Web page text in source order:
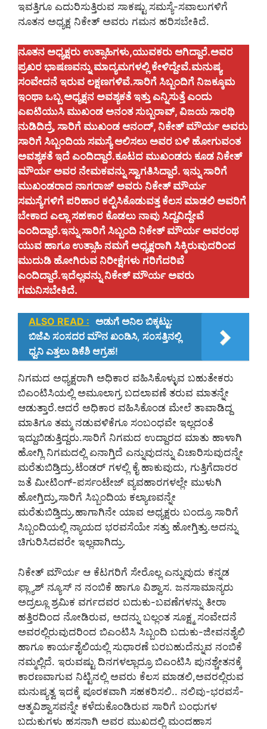
ಇವತ್ತಿಗೂ ಎದುರಿಸುತ್ತಿರುವ ಸಾಕಷ್ಟು ಸಮಸ್ಯೆ-ಸವಾಲುಗಳಿಗೆ
ನೂತನ ಅಧ್ಯಕ್ಷ ನಿಕೇತ್ ಅವರು ಗಮನ ಹರಿಸಬೇಕಿದೆ.
ನೂತನ ಅಧ್ಯಕ್ಷರು ಉತ್ಸಾಹಿಗಳು,ಯುವಕರು ಆಗಿದ್ದಾರೆ.ಅವರ
ಪ್ರಖರ ಭಾಷಣವನ್ನು ಮಾದ್ಯಮಗಳಲ್ಲಿ ಕೇಳಿದ್ದೇವೆ.ಮನುಷ್ಯ
ಸಂವೇದನೆ ಇರುವ ಲಕ್ಷಣಗಳಿವೆ.ಸಾರಿಗೆ ಸಿಬ್ಬಂದಿಗೆ ನಿಜಕ್ಕೂಮ
ಇಂಥಾ ಒಬ್ಬ ಅಧ್ಯಕ್ಷನ ಅವಶ್ಯಕತೆ ಇತ್ತು ಎನ್ನಿಸುತ್ತೆ ಎಂದು
ಎಐಟಿಯುಸಿ ಮುಖಂಡ ಅನಂತ ಸುಬ್ಬರಾವ್, ವಿಜಯ ಸಾರಥಿ
ನುಡಿದಿದ್ರೆ, ಸಾರಿಗೆ ಮುಖಂಡ ಆನಂದ್, ನಿಕೇತ್ ಮೌರ್ಯ ಅವರು
ಸಾರಿಗೆ ಸಿಬ್ಬಂದಿಯ ಸಮಸ್ಯೆ ಆಲಿಸಲು ಅವರ ಬಳಿ ಹೋಗುವಂತ
ಅವಶ್ಯಕತೆ ಇದೆ ಎಂದಿದ್ದಾರೆ.ಕೂಟದ ಮುಖಂಡರು ಕೂಡ ನಿಕೇತ್
ಮೌರ್ಯ ಅವರ ನೇಮಕವನ್ನು ಸ್ವಾಗತಿಸಿದ್ದಾರೆ. ಇನ್ನು ಸಾರಿಗೆ
ಮುಖಂಡರಾದ ನಾಗರಾಜ್ ಅವರು ನಿಕೇತ್ ಮೌರ್ಯ
ಸಮಸ್ಯೆಗಳಿಗೆ ಪರಿಹಾರ ಕಲ್ಪಿಸಿಕೊಡುವತ್ತ ಕೆಲಸ ಮಾಡಲಿ ಅವರಿಗೆ
ಬೇಕಾದ ಎಲ್ಲಾ ಸಹಕಾರ ಕೊಡಲು ನಾವು ಸಿದ್ದವಿದ್ದೇವೆ
ಎಂದಿದ್ದಾರೆ.ಇನ್ನು ಸಾರಿಗೆ ಸಿಬ್ಬಂದಿ ನಿಕೇತ್ ಮೌರ್ಯ ಅವರಂಥ
ಯುವ ಹಾಗೂ ಉತ್ಸಾಹಿ ನಮಗೆ ಅಧ್ಯಕ್ಷರಾಗಿ ಸಿಕ್ಕಿರುವುದರಿಂದ
ಮುದುಡಿ ಹೋಗಿರುವ ನಿರೀಕ್ಷೆಗಳು ಗರಿಗೆದರಿವೆ
ಎಂದಿದ್ದಾರೆ.ಇದೆಲ್ಲವನ್ನು ನಿಕೇತ್ ಮೌರ್ಯ ಅವರು
ಗಮನಿಸಬೇಕಿದೆ.
ALSO READ : ಅಡುಗೆ ಅನಿಲ ಬಿಕ್ಕಟ್ಟು:
ಬಿಜೆಪಿ ಸಂಸದರ ಮೌನ ಖಂಡಿಸಿ, ಸಂಸತ್ತಿನಲ್ಲಿ
ಧ್ವನಿ ಎತ್ತಲು ಡಿಕೆಶಿ ಆಗ್ರಹ!
ನಿಗಮದ ಅಧ್ಯಕ್ಷರಾಗಿ ಅಧಿಕಾರ ವಹಿಸಿಕೊಳ್ಳುವ ಬಹುತೇಕರು
ಬಿಎಂಟಿಸಿಯಲ್ಲಿ ಅಮೂಲಾಗ್ರ ಬದಲಾವಣೆ ತರುವ ಮಾತನ್ನೇ
ಆಡುತ್ತಾರೆ.ಆದರೆ ಅಧಿಕಾರ ವಹಿಸಿಕೊಂಡ ಮೇಲೆ ತಾವಾಡಿದ್ದ
ಮಾತಿಗೂ ತಮ್ಮ ನಡುವಳಿಕೆಗೂ ಸಂಬಂಧವೇ ಇಲ್ಲದಂತೆ
ಇದ್ದುಬಿಡುತ್ತಿದ್ದರು.ಸಾರಿಗೆ ನಿಗಮದ ಉದ್ದಾರದ ಮಾತು ಹಾಳಾಗಿ
ಹೋಗ್ಲಿ ನಿಗಮದಲ್ಲಿ ಏನಾಗ್ತಿದೆ ಎನ್ನುವುದನ್ನು ವಿಚಾರಿಸುವುದನ್ನೇ
ಮರೆತುಬಿಡ್ತಿದ್ರು.ಟೆಂಡರ್ ಗಳಲ್ಲಿ ಕೈ ಹಾಕುವುದು, ಗುತ್ತಿಗೆದಾರರ
ಜತೆ ಮೀಟಿಂಗ್-ಪರ್ಸಂಟೇಜ್ ವ್ಯವಹಾರಗಳಲ್ಲೇ ಮುಳುಗಿ
ಹೋಗ್ತಿದ್ರು,ಸಾರಿಗೆ ಸಿಬ್ಬಂದಿಯ ಕಲ್ಯಾಣವನ್ನೇ
ಮರೆತುಬಿಡ್ತಿದ್ರು.ಹಾಗಾಗಿನೇ ಯಾವ ಅಧ್ಯಕ್ಷರು ಬಂದ್ರೂ ಸಾರಿಗೆ
ಸಿಬ್ಬಂದಿಯಲ್ಲಿ ನ್ಯಾಯದ ಭರವಸೆಯೇ ಸತ್ತು ಹೋಗ್ತಿತ್ತು.ಅದನ್ನು
ಚಿಗುರಿಸಿದವರೇ ಇಲ್ಲವಾಗಿದ್ರು.
ನಿಕೇತ್ ಮೌರ್ಯ ಆ ಕೆಟಗರಿಗೆ ಸೇರೊಲ್ಲ ಎನ್ನುವುದು ಕನ್ನಡ
ಫ್ಲ್ಯಾಶ್ ನ್ಯೂಸ್ ನ ನಂಬಿಕೆ ಹಾಗೂ ವಿಶ್ವಾಸ. ಜನಸಾಮಾನ್ಯರು
ಅದ್ರಲ್ಲೂ ಶ್ರಮಿಕ ವರ್ಗದವರ ಬದುಕು-ಬವಣೆಗಳನ್ನು ತೀರಾ
ಹತ್ತಿರದಿಂದ ನೋಡಿರುವ, ಅದನ್ನು ಬಲ್ಲಂತ ಸೂಕ್ಷ್ಮ ಸಂವೇದನೆ
ಅವರಲ್ಲಿರುವುದರಿಂದ ಬಿಎಂಟಿಸಿ ಸಿಬ್ಬಂದಿ ಬದುಕು-ಜೀವನಶೈಲಿ
ಹಾಗೂ ಕಾರ್ಯಶೈಲಿಯಲ್ಲಿ ಸುಧಾರಣೆ ಬರಬಹುದೆನ್ನುವ ನಂಬಿಕೆ
ನಮ್ಮಲ್ಲಿದೆ. ಇರುವಷ್ಟು ದಿನಗಳಲ್ಲಾದ್ರೂ ಬಿಎಂಟಿಸಿ ಪುನಶ್ಚೇತನಕ್ಕೆ
ಕಾರಣವಾಗುವ ನಿಟ್ಟಿನಲ್ಲಿ ಅವರು ಕೆಲಸ ಮಾಡಲಿ,ಅವರಲ್ಲಿರುವ
ಮನುಷ್ಯತ್ವ ಇದಕ್ಕೆ ಪೂರಕವಾಗಿ ಸಹಕರಿಸಲಿ.. ನಲಿವು-ಭರವಸೆ-
ಆತ್ಮವಿಶ್ವಾಸವನ್ನೇ ಕಳೆದುಕೊಂಡಿರುವ ಸಾರಿಗೆ ಬಂಧುಗಳ
ಬದುಕುಗಳು ಹಸನಾಗಿ ಅವರ ಮುಖದಲ್ಲಿ ಮಂದಹಾಸ